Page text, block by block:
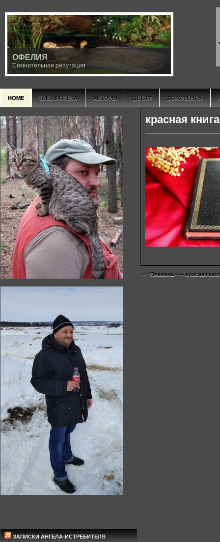
ОФЕЛИЯ
Сомнительная репутация
HOME БИБЛИОТЕКА АВТОРЫ ДЕТЯМ ДОКУМЕНТЫ
ЗАПИСКИ АНГЕЛА-ИСТРЕБИТЕЛЯ
красная
« «Пламень» — красная